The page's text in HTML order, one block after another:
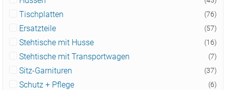
Tischplatten (76)
Ersatzteile (57)
Stehtische mit Husse (16)
Stehtische mit Transportwagen (7)
Sitz-Garnituren (37)
Schutz + Pflege (6)